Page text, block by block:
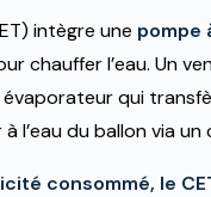
intègre une pompe
chauffer l’eau. Un
évaporateur qui
l’eau du ballon via un
consommé, le